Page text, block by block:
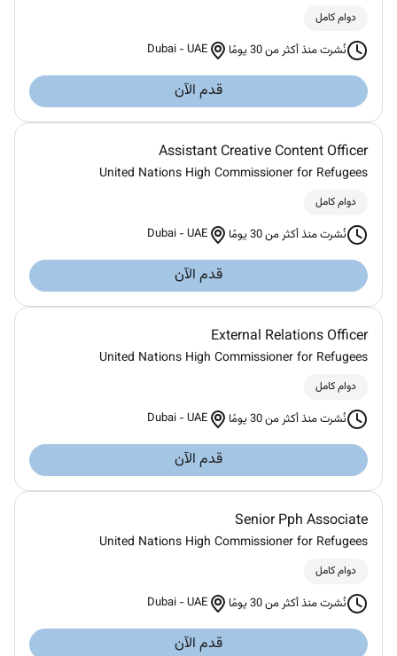
دوام كامل
نُشرت منذ أكثر من 30 يومًا Dubai -UAE
قدم الآن
Assistant Creative Content Officer
United Nations High Commissioner for Refugees
دوام كامل
نُشرت منذ أكثر من 30 يومًا Dubai -UAE
قدم الآن
External Relations Officer
United Nations High Commissioner for Refugees
دوام كامل
نُشرت منذ أكثر من 30 يومًا Dubai -UAE
قدم الآن
Senior Pph Associate
United Nations High Commissioner for Refugees
دوام كامل
نُشرت منذ أكثر من 30 يومًا Dubai -UAE
قدم الآن